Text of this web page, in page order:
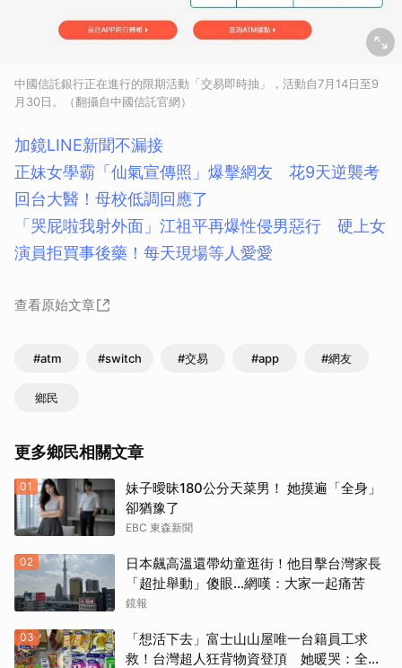
中國信託銀行正在進行的限期活動「交易即時抽」，活動自7月14日至9
月30日。（翻攝自中國信託官網）
加鏡LINE新聞不漏接
正妹女學霸「仙氣宣傳照」爆擊網友 花9天逆襲考
回台大醫！母校低調回應了
「哭屁啦我射外面」江祖平再爆性侵男惡行 硬上女
演員拒買事後藥！每天現場等人愛愛
查看原始文章
#atm #switch #交易 #app #網友
鄉民
更多鄉民相關文章
01
妹子曖昧180公分天菜男！ 她摸遍「全身」
卻猶豫了
EBC 東森新聞
02
日本飆高溫還帶幼童逛街！他目擊台灣家長
「超扯舉動」傻眼...網嘆：大家一起痛苦
鏡報
03
「想活下去」富士山山屋唯一台籍員工求
救！台灣超人狂背物資登頂 她暖哭：全世